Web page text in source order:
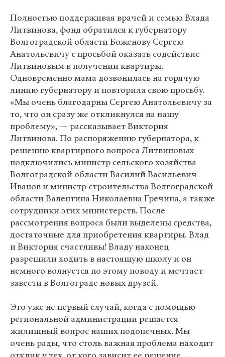
Полностью поддерживая врачей и семью Влада
Литвинова, фонд обратился к губернатору
Волгоградской области Боженову Сергею
Анатольевичу с просьбой оказать содействие
Литвиновым в получении квартиры.
Одновременно мама дозвонилась на горячую
линию губернатору и повторила свою просьбу.
«Мы очень благодарны Сергею Анатольевичу за
то, что он сразу же откликнулся на нашу
проблему», — рассказывает Виктория
Литвинова. По распоряжению губернатора, к
решению квартирного вопроса Литвиновых
подключились министр сельского хозяйства
Волгоградской области Василий Васильевич
Иванов и министр строительства Волгоградской
области Валентина Николаевна Гречина, а также
сотрудники этих министерств. После
рассмотрения вопроса были выделены средства,
достаточные для приобретения квартиры. Влад
и Виктория счастливы! Владу наконец
разрешили ходить в настоящую школу и он
немного волнуется по этому поводу и мечтает
завести в Волгограде новых друзей.
Это уже не первый случай, когда с помощью
региональной администрации решается
жилищный вопрос наших подопечных. Мы
очень рады, что столь важная проблема находит